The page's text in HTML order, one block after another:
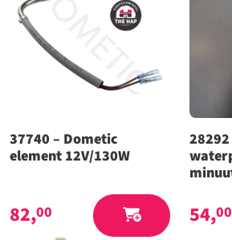
37740 – Dometic
element 12V/130W
82,00 54,00